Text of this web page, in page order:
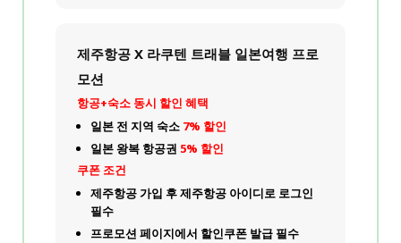
제주항공 X 라쿠텐 트래블 일본여행 프로
모션
항공+숙소 동시 할인 혜택
일본 전 지역 숙소 7% 할인
일본 왕복 항공권 5% 할인
쿠폰 조건
제주항공 가입 후 제주항공 아이디로 로그인
필수
프로모션 페이지에서 할인쿠폰 발급 필수